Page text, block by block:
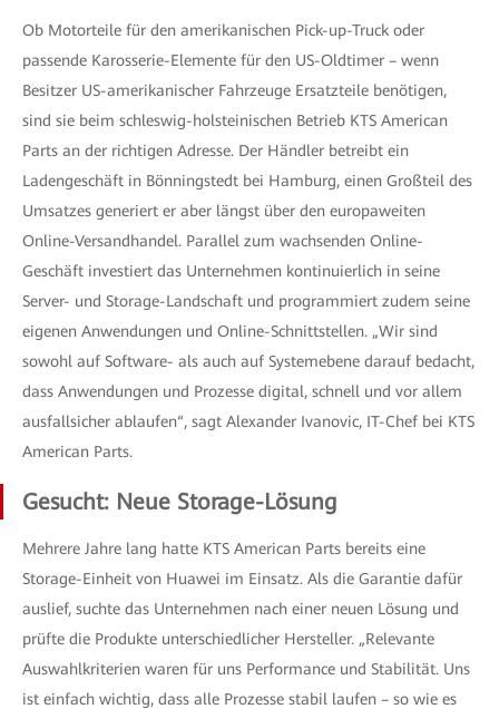
Ob Motorteile für den amerikanischen Pick-up-Truck oder
passende Karosserie-Elemente für den US-Oldtimer – wenn
Besitzer US-amerikanischer Fahrzeuge Ersatzteile benötigen,
sind sie beim schleswig-holsteinischen Betrieb KTS American
Parts an der richtigen Adresse. Der Händler betreibt ein
Ladengeschäft in Bönningstedt bei Hamburg, einen Großteil des
Umsatzes generiert er aber längst über den europaweiten
Online-Versandhandel. Parallel zum wachsenden Online-
Geschäft investiert das Unternehmen kontinuierlich in seine
Server- und Storage-Landschaft und programmiert zudem seine
eigenen Anwendungen und Online-Schnittstellen. „Wir sind
sowohl auf Software- als auch auf Systemebene darauf bedacht,
dass Anwendungen und Prozesse digital, schnell und vor allem
ausfallsicher ablaufen“, sagt Alexander Ivanovic, IT-Chef bei KTS
American Parts.
Gesucht: Neue Storage-Lösung
Mehrere Jahre lang hatte KTS American Parts bereits eine
Storage-Einheit von Huawei im Einsatz. Als die Garantie dafür
auslief, suchte das Unternehmen nach einer neuen Lösung und
prüfte die Produkte unterschiedlicher Hersteller. „Relevante
Auswahlkriterien waren für uns Performance und Stabilität. Uns
ist einfach wichtig, dass alle Prozesse stabil laufen – so wie es